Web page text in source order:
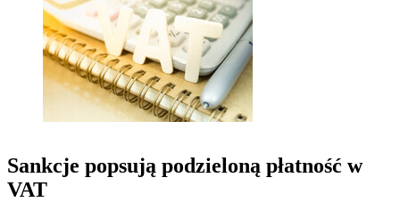
Sankcje popsują podzieloną płatność w
VAT